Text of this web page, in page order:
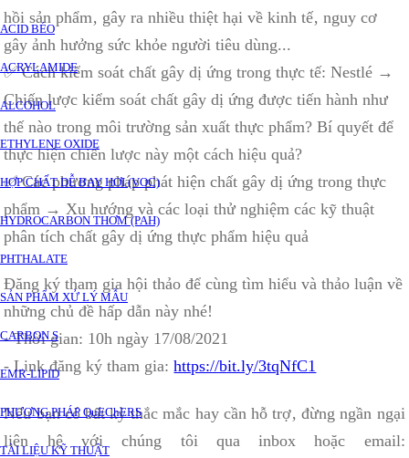
ACID BÉO
ACRYLAMIDE
ALCOHOL
ETHYLENE OXIDE
HỢP CHẤT DỄ BAY HƠI (VOC)
HYDROCARBON THƠM (PAH)
PHTHALATE
SẢN PHẨM XỬ LÝ MẪU
CARBON S
EMR-LIPID
PHƯƠNG PHÁP QuEChERS
TÀI LIỆU KỸ THUẬT
hồi sản phẩm‚ gây ra nhiều thiệt hại về kinh tế‚ nguy cơ
gây ảnh hưởng sức khỏe người tiêu dùng...
✅ Cách kiểm soát chất gây dị ứng trong thực tế: Nestlé →
Chiến lược kiểm soát chất gây dị ứng được tiến hành như
thế nào trong môi trường sản xuất thực phẩm? Bí quyết để
thực hiện chiến lược này một cách hiệu quả?
✅ Các phương pháp phát hiện chất gây dị ứng trong thực
phẩm → Xu hướng và các loại thử nghiệm các kỹ thuật
phân tích chất gây dị ứng thực phẩm hiệu quả
Đăng ký tham gia hội thảo để cùng tìm hiểu và thảo luận về
những chủ đề hấp dẫn này nhé!
- Thời gian: 10h ngày 17/08/2021
- Link đăng ký tham gia:https://bit.ly/3tqNfC1
Nếu bạn có bất kỳ thắc mắc hay cần hỗ trợ‚ đừng ngần ngại
liên hệ với chúng tôi qua inbox hoặc email: